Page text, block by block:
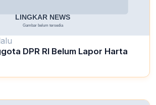
DPR RI Belum Lapor Harta